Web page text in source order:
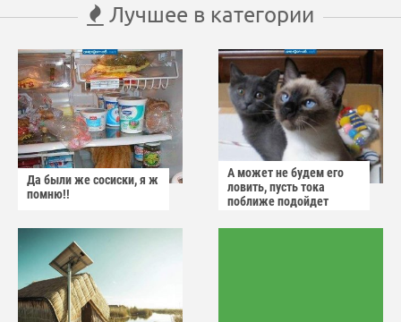
Лучшее в категории
Да были же сосиски, я ж
помню!!
А может не будем его
ловить, пусть тока
поближе подойдет